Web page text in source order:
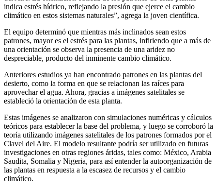
indica estrés hídrico, reflejando la presión que ejerce el cambio
climático en estos sistemas naturales”, agrega la joven científica.
El equipo determinó que mientras más inclinados sean estos
patrones, mayor es el estrés para las plantas, infiriendo que a más de
una orientación se observa la presencia de una aridez no
despreciable, producto del inminente cambio climático.
Anteriores estudios ya han encontrado patrones en las plantas del
desierto, como la forma en que se relacionan las raíces para
aprovechar el agua. Ahora, gracias a imágenes satelitales se
estableció la orientación de esta planta.
Estas imágenes se analizaron con simulaciones numéricas y cálculos
teóricos para establecer la base del problema, y luego se corroboró la
teoría utilizando imágenes satelitales de los patrones formados por el
Clavel del Aire. El modelo resultante podría ser utilizado en futuras
investigaciones en otras regiones áridas, tales como: México, Arabia
Saudita, Somalia y Nigeria, para así entender la autoorganización de
las plantas en respuesta a la escasez de recursos y el cambio
climático.